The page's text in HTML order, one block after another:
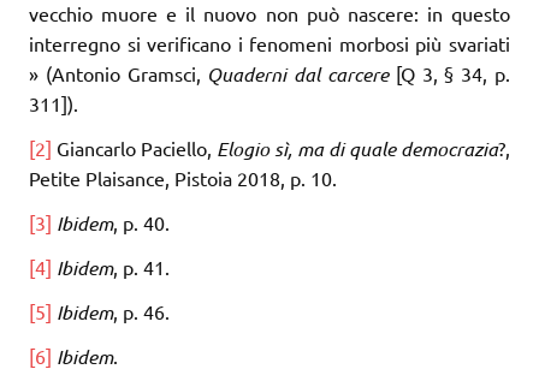
vecchio muore e il nuovo non può nascere: in questo
interregno si verificano i fenomeni morbosi più svariati
» (Antonio Gramsci, Quaderni dal carcere[Q 3, § 34, p.
311]).
[2] Giancarlo Paciello, Elogio sì, ma di quale democrazia?,
Petite Plaisance, Pistoia 2018, p. 10.
[3] Ibidem, p. 40.
[4] Ibidem, p. 41.
[5] Ibidem, p. 46.
[6] Ibidem.